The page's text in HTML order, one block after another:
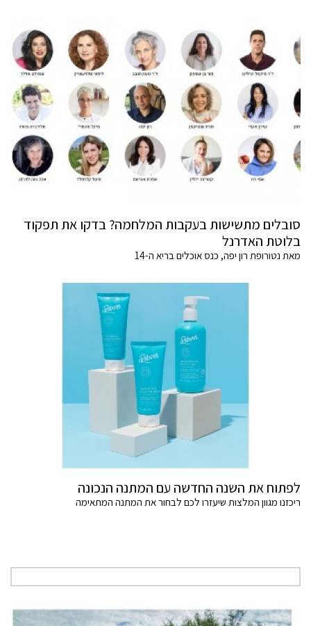
סובלים מתשישות בעקבות המלחמה? בדקו את תפקוד
בלוטת האדרנל
מאת נטורופת רון יפה, כנס אוכלים בריא ה-14
לפתוח את השנה החדשה עם המתנה הנכונה
ריכזנו מגוון המלצות שיעזרו לכם לבחור את המתנה המתאימה